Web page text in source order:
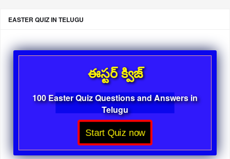
EASTER QUIZ IN TELUGU
ఈస్టర్ క్విజ్
100 Easter Quiz Questions and Answers in
Telugu
Start Quiz now